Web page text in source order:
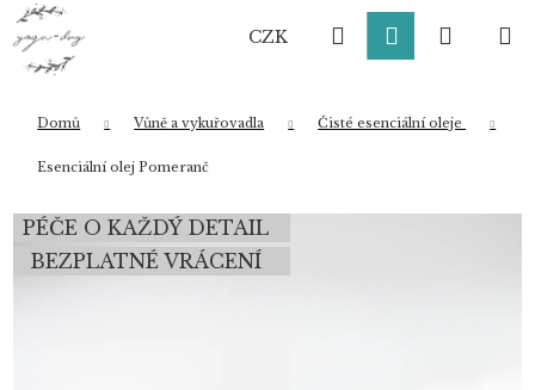
Přejít
obsah
CZK HledatPřihlášení
Domů Vůně a vykuřovadla Čisté esenciální oleje
Esenciální olej Pomeranč
PÉČE O KAŽDÝ DETAIL
BEZPLATNÉ VRÁCENÍ
K
o
Zpět
Zpět
Co potřebujete najít?